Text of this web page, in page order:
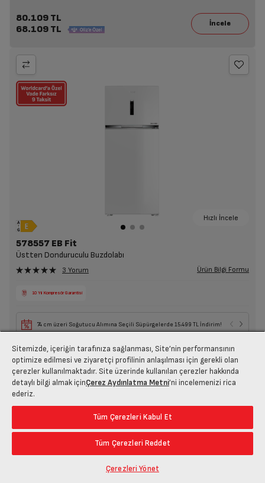
80.109 TL
68.109 TL
Hızlı İncele
578557 EB Fit
Üstten Donduruculu Buzdolabı
3 Yorum Ürün Bilgi Formu
10 Yıl Kompresör Garantisi
74 cm üzeri Soğutucu Alımına Seçili Süpürgelerde 15.499 TL İndirim!
74.519 TL
64.519 TL
Sitemizde, içeriğin tarafınıza sağlanması, Site’nin performansının
optimize edilmesi ve ziyaretçi profilinin anlaşılması için gerekli olan
çerezler kullanılmaktadır. Site üzerinde kullanılan çerezler hakkında
detaylı bilgi almak içinÇerez Aydınlatma Metni’ni incelemenizi rica
ederiz.
Tüm Çerezleri Kabul Et
Tüm Çerezleri Reddet
Çerezleri Yönet